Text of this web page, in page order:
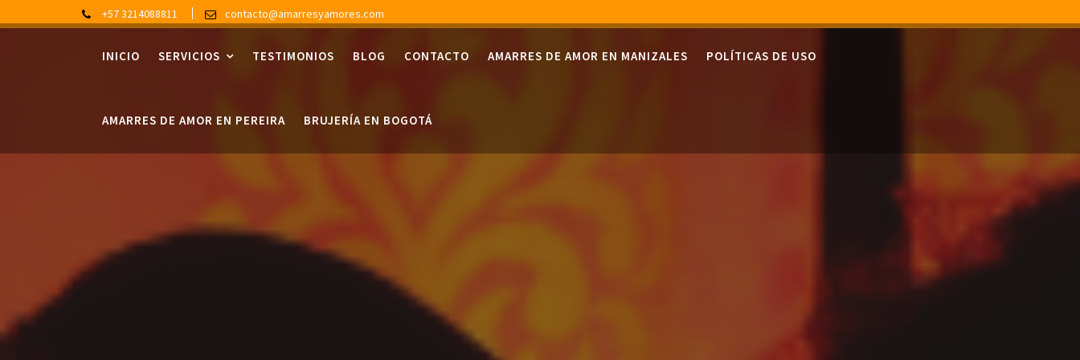
to
+57 3214088811 contacto@amarresyamores.com
INICIO SERVICIOS TESTIMONIOS BLOG CONTACTO AMARRES DE AMOR EN MANIZALES POLÍTICAS DE USO
AMARRES DE AMOR EN PEREIRA BRUJERÍA EN BOGOTÁ